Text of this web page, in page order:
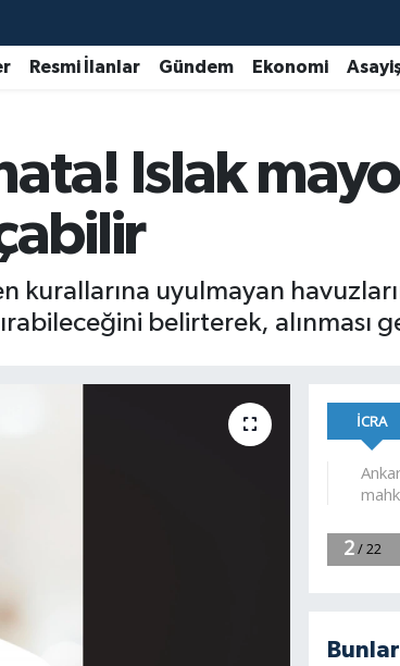
Resmi İlanlar Gündem Ekonomi
hata! Islak
kurallarına uyulmayan
belirterek, alınması